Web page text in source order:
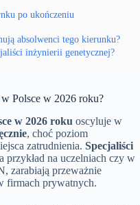
po ukończeniu
absolwenci tego kierunku?
inżynierii genetycznej?
Polsce w 2026 roku?
w 2026 roku oscyluje w
, choć poziom
zatrudnienia. Specjaliści
przykład na uczelniach czy w
zarabiają przeważnie
firmach prywatnych.